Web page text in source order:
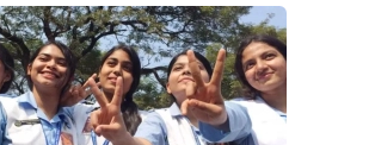
স্বর্ণের দাম (৬ আগস্ট)
স্বর্ণের দাম (৪ আগস্ট)